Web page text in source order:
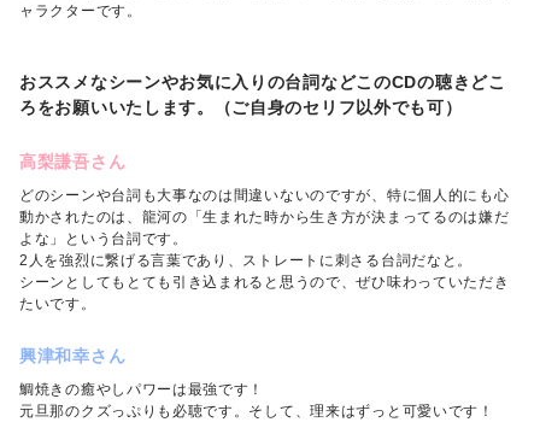
ャラクターです。
おススメなシーンやお気に入りの台詞などこのCDの聴きどこ
ろをお願いいたします。（ご自身のセリフ以外でも可）
高梨謙吾さん
どのシーンや台詞も大事なのは間違いないのですが、特に個人的にも心
動かされたのは、龍河の「生まれた時から生き方が決まってるのは嫌だ
よな」という台詞です。
2人を強烈に繋げる言葉であり、ストレートに刺さる台詞だなと。
シーンとしてもとても引き込まれると思うので、ぜひ味わっていただき
たいです。
興津和幸さん
鯛焼きの癒やしパワーは最強です！
元旦那のクズっぷりも必聴です。そして、理来はずっと可愛いです！